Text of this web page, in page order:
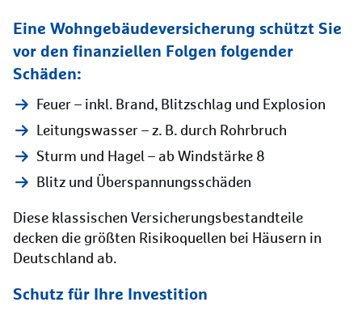
Eine Wohngebäudeversicherung schützt Sie
vor den finanziellen Folgen folgender
Schäden:
Feuer – inkl. Brand, Blitzschlag und Explosion
Leitungswasser – z. B. durch Rohrbruch
Sturm und Hagel – ab Windstärke 8
Blitz und Überspannungsschäden
Diese klassischen Versicherungsbestandteile
decken die größten Risikoquellen bei Häusern in
Deutschland ab.
Schutz für Ihre Investition